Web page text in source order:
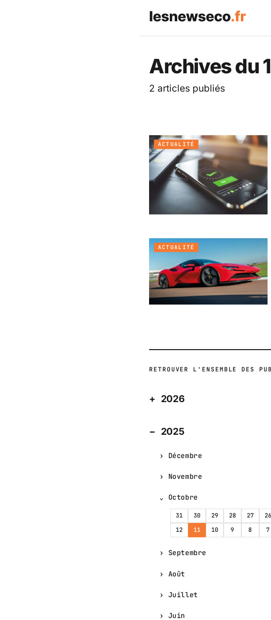
Les News Eco
Archives du
2 articles publiés
ACTUALITÉ
ACTUALITÉ
RETROUVER L'ENSEMBLE DES
2026
2025
Décembre
Novembre
Octobre
31 30 29 28 27 26
12
11 10 9 8 7
Septembre
Août
Juillet
Juin